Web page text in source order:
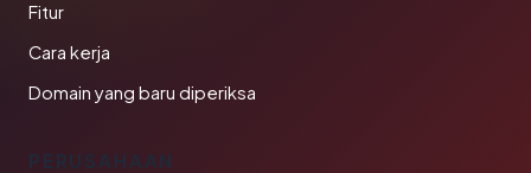
Fitur
Cara kerja
Domain yang baru diperiksa
PERUSAHAAN